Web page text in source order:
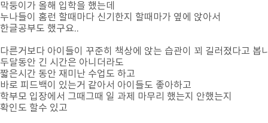
막둥이가 올해 입학을 했는데
누나들이 홈런 할때마다 신기한지 할때마가 옆에 앉아서
한글공부도 했구요..
다른거보다 아이들이 꾸준히 책상에 앉는 습관이 꾀 길러졌다고 봅
두달동안 긴 시간은 아니더라도
짧은시간 동안 재미난 수업도 하고
바로 피드백이 있는거 같아서 아이들도 좋아하고
학부모 입장에서 그때그때 일 과제 마무리 했는지 안했는지
확인도 할수 있고